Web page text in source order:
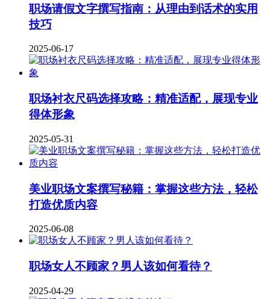
职场请假文字撰写指南：从理由到话术的实用
技巧
2025-06-17
职场衬衣尺码选择攻略：精准适配，展现专业
得体形象
2025-05-31
美业职场文案撰写秘籍：掌握这些方法，轻松
打造优质内容
2025-06-08
职场女人不顾家？男人该如何看待？
2025-04-29